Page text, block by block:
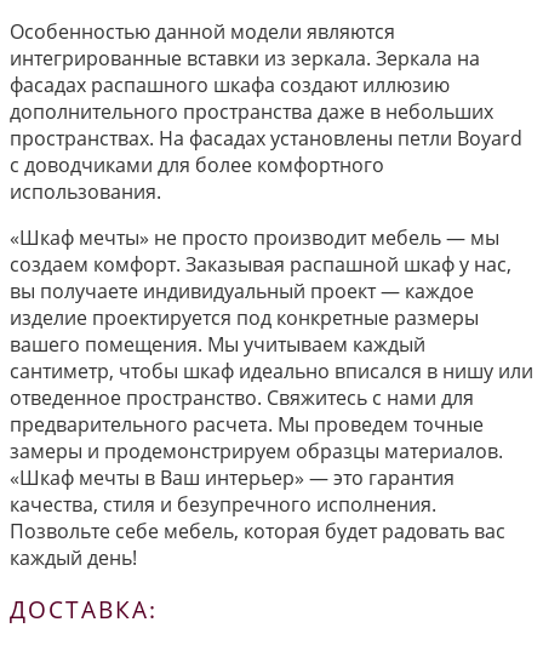
Особенностью данной модели являются
интегрированные вставки из зеркала. Зеркала на
фасадах распашного шкафа создают иллюзию
дополнительного пространства даже в небольших
пространствах. На фасадах установлены петли Boyard
с доводчиками для более комфортного
использования.
«Шкаф мечты» не просто производит мебель — мы
создаем комфорт. Заказывая распашной шкаф у нас,
вы получаете индивидуальный проект — каждое
изделие проектируется под конкретные размеры
вашего помещения. Мы учитываем каждый
сантиметр, чтобы шкаф идеально вписался в нишу или
отведенное пространство. Свяжитесь с нами для
предварительного расчета. Мы проведем точные
замеры и продемонстрируем образцы материалов.
«Шкаф мечты в Ваш интерьер» — это гарантия
качества, стиля и безупречного исполнения.
Позвольте себе мебель, которая будет радовать вас
каждый день!
ДОСТАВКА: